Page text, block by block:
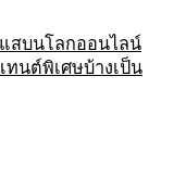
สบนโลกออนไลน์
นต์พิเศษบ้างเป็น